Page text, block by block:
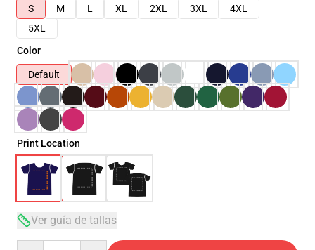
S
M L XL 2XL 3XL
4XL
5XL
Color
Default
Print Location
Ver guía de tallas